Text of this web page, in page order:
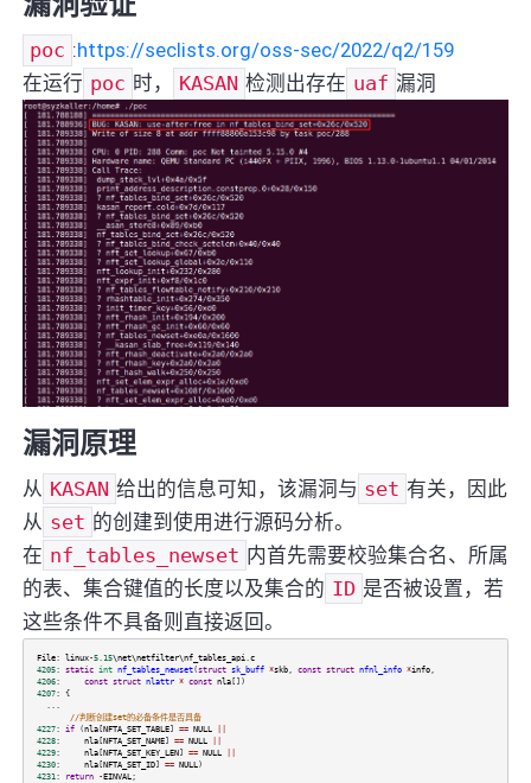
poc :https://seclists.org/oss-sec/2022/q2/159
在运行 poc 时， KASAN 检测出存在 uaf 漏洞
漏洞原理
从 KASAN 给出的信息可知，该漏洞与 set 有关，因此
从 set 的创建到使用进行源码分析。
在 nf_tables_newset 内首先需要校验集合名、所属
的表、集合键值的长度以及集合的 ID 是否被设置，若
这些条件不具备则直接返回。
File: linux-5.15\net\netfilter\nf_tables_api c
4205: static int nf_tables_newset(struct sk_buff *skb, const struct nfnl_info *info,
4206: const struct nlattr * const nla[])
4207: {
//判断创建set的必备条件是否具备
4227: if(nla[NFTA_SET_TABLE] == NULL
4228: nla[NFTA_SET_NAME] == NULL
4229: nla[NFTA_SET_KEY_LEN] == NULL
4230: nla[NFTA_SET_ID] == NULL )
4231 : return -EINVAL ;